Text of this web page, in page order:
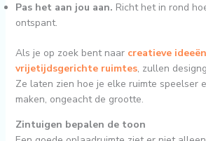
Pas het aan jou aan. Richt het in rond
ontspant.
Als je op zoek bent naar creatieve
vrijetijdsgerichte ruimtes, zullen
Ze laten zien hoe je elke ruimte speelser
maken, ongeacht de grootte.
Zintuigen bepalen de toon